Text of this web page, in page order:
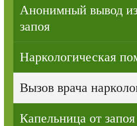
Анонимный вывод
запоя
Наркологическая
Вызов врача
Капельница от запоя